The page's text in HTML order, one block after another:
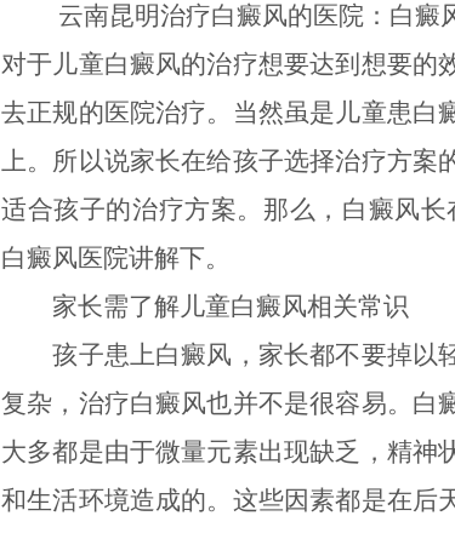
云南昆明治疗白癜风的医院：白癜
对于儿童白癜风的治疗想要达到想要的
去正规的医院治疗。当然虽是儿童患白
上。所以说家长在给孩子选择治疗方案
适合孩子的治疗方案。那么，白癜风
白癜风医院讲解下。
家长需了解儿童白癜风相关常识
孩子患上白癜风，家长都不要掉以
复杂，治疗白癜风也并不是很容易。白
大多都是由于微量元素出现缺乏，精神
和生活环境造成的。这些因素都是在后